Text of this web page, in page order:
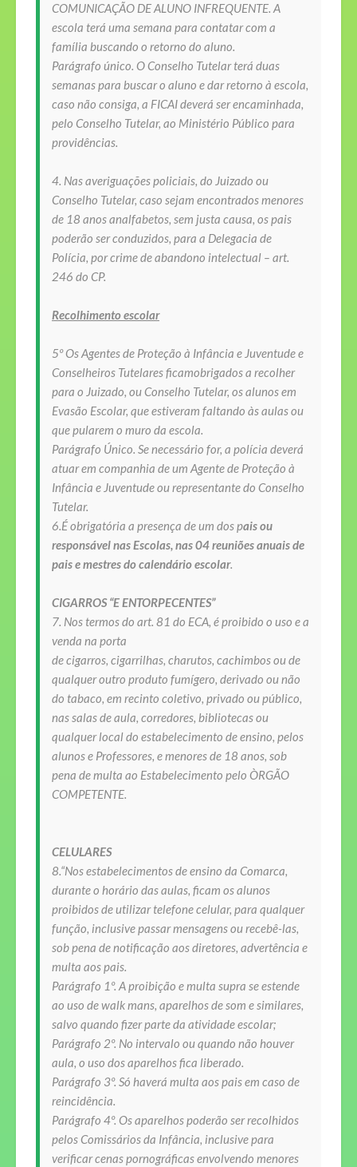
COMUNICAÇÃO DE ALUNO INFREQUENTE. A
escola terá uma semana para contatar com a
família buscando o retorno do aluno.
Parágrafo único. O Conselho Tutelar terá duas
semanas para buscar o aluno e dar retorno à escola,
caso não consiga, a FICAI deverá ser encaminhada,
pelo Conselho Tutelar, ao Ministério Público para
providências.
4. Nas averiguações policiais, do Juizado ou
Conselho Tutelar, caso sejam encontrados menores
de 18 anos analfabetos, sem justa causa, os pais
poderão ser conduzidos, para a Delegacia de
Polícia, por crime de abandono intelectual – art.
246 do CP.
Recolhimento escolar
5º Os Agentes de Proteção à Infância e Juventude e
Conselheiros Tutelares ficamobrigados a recolher
para o Juizado, ou Conselho Tutelar, os alunos em
Evasão Escolar, que estiveram faltando às aulas ou
que pularem o muro da escola.
Parágrafo Único. Se necessário for, a polícia deverá
atuar em companhia de um Agente de Proteção à
Infância e Juventude ou representante do Conselho
Tutelar.
6.Éobrigatória a presença de um dos pais ou
responsávelnas Escolas, nas 04 reuniões anuais de
pais e mestres do calendário escolar.
CIGARROS “E ENTORPECENTES”
7. Nos termos do art. 81 do ECA, é proibido o uso ea
venda na porta
de cigarros, cigarrilhas, charutos, cachimbos ou de
qualquer outro produto fumígero, derivado ou não
do tabaco, em recinto coletivo, privado ou público,
nas salas de aula, corredores, bibliotecas ou
qualquer local do estabelecimento de ensino, pelos
alunos e Professores, e menores de 18 anos, sob
pena de multa ao Estabelecimento pelo ÒRGÃO
COMPETENTE.
CELULARES
8.“Nos estabelecimentos de ensino da Comarca,
durante o horário das aulas, ficam os alunos
proibidos de utilizar telefone celular, para qualquer
função, inclusive passar mensagens ou recebê-las,
sob pena de notificação aos diretores, advertência e
multa aos pais.
Parágrafo 1º. A proibição e multa supra se estende
ao uso de walk mans, aparelhos de som e similares,
salvo quando fizer parte da atividade escolar;
Parágrafo 2º. No intervalo ou quando não houver
aula, o uso dos aparelhos fica liberado.
Parágrafo 3º. Só haverá multa aos pais em caso de
reincidência.
Parágrafo 4º. Os aparelhos poderão ser recolhidos
pelos Comissários da Infância, inclusive para
verificar cenaspornográficas envolvendo menores